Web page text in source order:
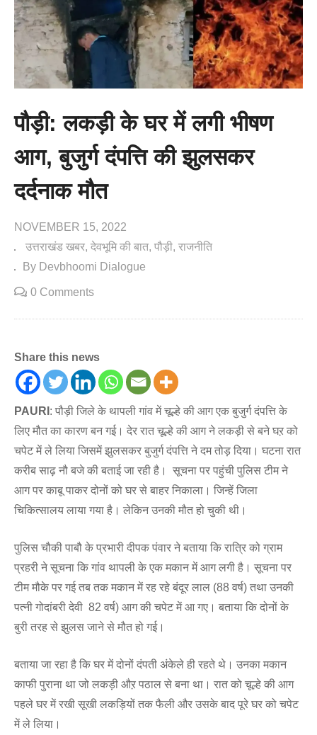
पौड़ी: लकड़ी के घर में लगी भीषण
आग, बुजुर्ग दंपत्ति की झुलसकर
दर्दनाक मौत
NOVEMBER 15, 2022
उत्तराखंड खबर देवभूमि की बात पौड़ी राजनीति
By Devbhoomi Dialogue
0 Comments
Share this news
PAURI : पौड़ी जिले के थापली गांव में चूल्हे की आग एक बुजुर्ग दंपत्ति के
लिए मौत का कारण बन गई। देर रात चूल्हे की आग ने लकड़ी से बने घऱ को
चपेट में ले लिया जिसमें झुलसकर बुजुर्ग दंपत्ति ने दम तोड़ दिया। घटना रात
करीब साढ़ नौ बजे की बताई जा रही है। सूचना पर पहुंची पुलिस टीम ने
आग पर काबू पाकर दोनों को घर से बाहर निकाला। जिन्हें जिला
चिकित्सालय लाया गया है। लेकिन उनकी मौत हो चुकी थी।
पुलिस चौकी पाबौ के प्रभारी दीपक पंवार ने बताया कि रात्रि को ग्राम
प्रहरी ने सूचना कि गांव थापली के एक मकान में आग लगी है। सूचना पर
टीम मौके पर गई तब तक मकान में रह रहे बंदूर लाल (88 वर्ष) तथा उनकी
पत्नी गोदांबरी देवी 82 वर्ष) आग की चपेट में आ गए। बताया कि दोनों के
बुरी तरह से झुलस जाने से मौत हो गई।
बताया जा रहा है कि घर में दोनों दंपती अंकेले ही रहते थे। उनका मकान
काफी पुराना था जो लकड़ी औऱ पठाल से बना था। रात को चूल्हे की आग
पहले घर में रखी सूखी लकड़ियों तक फैली और उसके बाद पूरे घर को चपेट
में ले लिया।